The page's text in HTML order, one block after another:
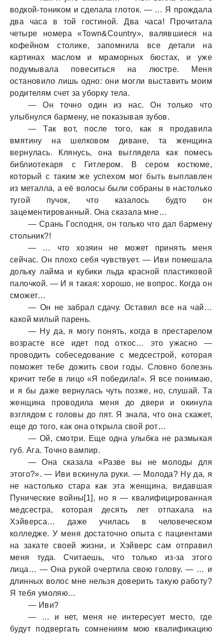
водкой-тоником и сделала глоток. — … Я прождала
два часа в той гостиной. Два часа! Прочитала
четыре номера «Town&Country», валявшиеся на
кофейном столике, запомнила все детали на
картинах маслом и мраморных бюстах, и уже
подумывала повеситься на люстре. Меня
остановило лишь одно: они могли выставить моим
родителям счет за уборку тела.
— Он точно один из нас. Он только что
улыбнулся бармену, не показывая зубов.
— Так вот, после того, как я продавила
вмятину на шелковом диване, та женщина
вернулась. Клянусь, она выглядела как помесь
библиотекаря с Гитлером. В сером костюме,
который с таким же успехом мог быть выплавлен
из металла, а её волосы были собраны в настолько
тугой пучок, что казалось будто он
зацементированный. Она сказала мне…
— Срань Господня, он только что дал бармену
стольник?!
— … что хозяин не может принять меня
сейчас. Он плохо себя чувствует. — Иви помешала
дольку лайма и кубики льда красной пластиковой
палочкой. — И я такая: хорошо, не вопрос. Когда он
сможет…
— Он не забрал сдачу. Оставил все на чай…
какой милый парень.
— Ну да, я могу понять, когда в престарелом
возрасте все идет под откос… это ужасно —
проводить собеседование с медсестрой, которая
поможет тебе дожить свои годы. Словно болезнь
кричит тебе в лицо «Я победила!». Я все понимаю,
и я бы даже вернулась чуть позже, но, слушай. Та
женщина проводила меня до двери и окинула
взглядом с головы до пят. Я знала, что она скажет,
еще до того, как она открыла свой рот…
— Ой, смотри. Еще одна улыбка не размыкая
губ. Ага. Точно вампир.
— Она сказала «Разве вы не молоды для
этого?». — Иви вскинула руки. — Молода? Ну да, я
не настолько стара как эта женщина, видавшая
Пунические войны[1], но я — квалифицированная
медсестра, которая десять лет отпахала на
Хэйверса… даже училась в человеческом
колледже. У меня достаточно опыта с пациентами
на закате своей жизни, и Хэйверс сам отправил
меня туда. Считаешь, что только из-за этого
лица… — Она рукой очертила свою голову. — … и
длинных волос мне нельзя доверить такую работу?
Я тебя умоляю…
— Иви?
— … и нет, меня не интересует место, где
будут подвергать сомнениям мою квалификацию